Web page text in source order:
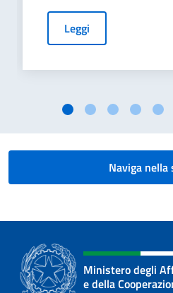
Leggi
Naviga nella
Ministero degli
e della